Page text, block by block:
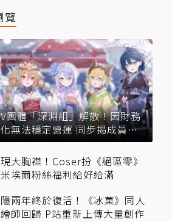
覽
團體「深淵組」解散！因財務
無法穩定營運 同步揭成員未
向
大胸襟！Coser扮《絕區零》
埃爾粉絲福利給好給滿
兩年終於復活！《冰菓》同人
師回歸 P站重新上傳大量創作